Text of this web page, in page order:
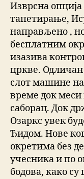
Изврсна опција
тапетирање,
направљено ,
бесплатним
изазива
цркве.
слот машине
време док меси
саборац. Док
Озаркс увек
Ђидом. Нове
окретима без
учесника и по
бодова, како